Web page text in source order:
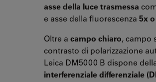
asse della luce trasmessa
e asse della fluorescenza 5x
Oltre a campo chiaro, campo
contrasto di polarizzazione
Leica DM5000 B dispone
interferenziale differenziale